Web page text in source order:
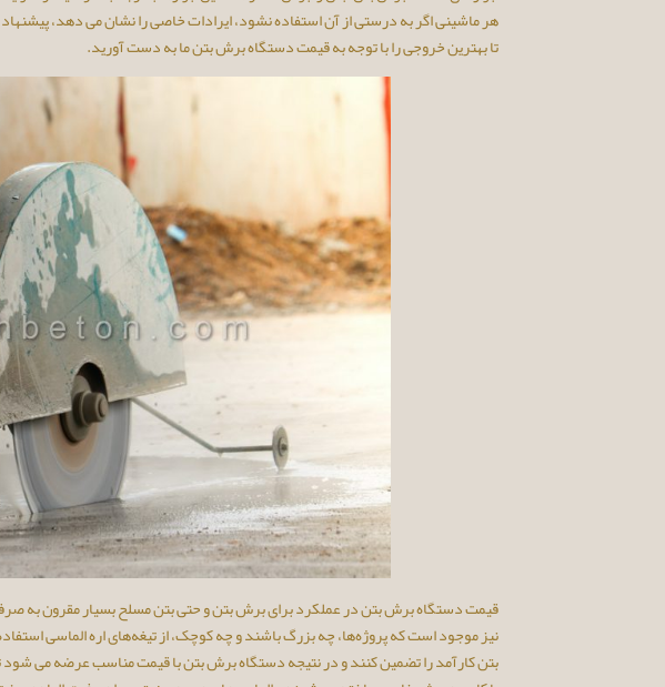
هر ماشینی اگر به درستی از آن استفاده نشود، ایرادات خاصی را نشان می دهد،
تا بهترین خروجی را با توجه به قیمت دستگاه برش بتن ما به دست آورید.
قیمت دستگاه برش بتن در عملکرد برای برش بتن و حتی بتن مسلح بسیار مقرون به
نیز موجود است که پروژه‌ها، چه بزرگ باشند و چه کوچک، از تیغه‌های اره الماسی
بتن کارآمد را تضمین کنند و در نتیجه دستگاه برش بتن با قیمت مناسب عرضه می